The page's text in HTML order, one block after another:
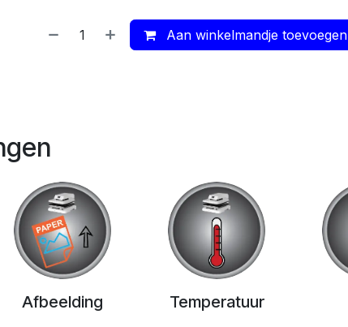
Aan winkelmandje toevoegen
Afbeelding Temperatuur